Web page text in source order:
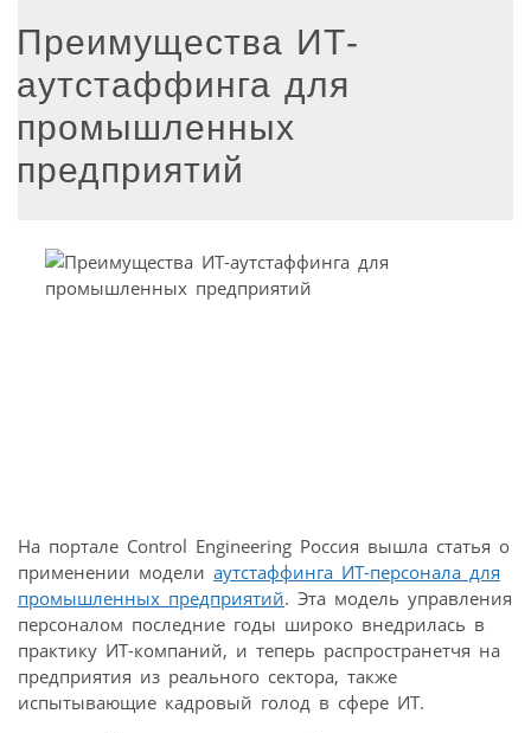
Преимущества ИТ-
аутстаффинга для
промышленных
предприятий
На портале Control Engineering Россия вышла статья о
применении модели аутстаффинга ИТ-персонала для
промышленных предприятий. Эта модель управления
персоналом последние годы широко внедрилась в
практику ИТ-компаний, и теперь распространетчя на
предприятия из реального сектора, также
испытывающие кадровый голод в сфере ИТ.